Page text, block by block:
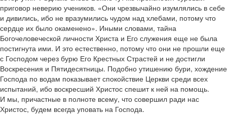
приговор неверию учеников. «Они чрезвычайно изумлялись в себе
и дивились, ибо не вразумились чудом над хлебами, потому что
сердце их было окаменено». Иными словами, тайна
Богочеловеческой личности Христа и Его служения еще не была
постигнута ими. И это естественно, потому что они не прошли еще
с Господом через бурю Его Крестных Страстей и не достигли
Воскресения и Пятидесятницы. Подобно утишению бури, хождение
Господа по водам показывает спокойствие Церкви среди всех
испытаний, ибо воскресший Христос спешит к ней на помощь.
И мы, причастные в полноте всему, что совершил ради нас
Христос, будем всегда уповать на Господа.